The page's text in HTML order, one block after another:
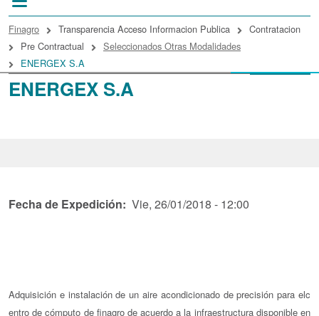
ENERGEX S.A
enlaces de ayuda a la
Finagro Transparencia Acceso Informacion Publica
Contratacion
Pre Contractual
Seleccionados Otras Modalidades
ENERGEX S.A
Fecha de Expedición Vie, 26/01/2018 - 12:00
Adquisición e instalación de un aire acondicionado de precisión para elc
entro de cómputo de finagro de acuerdo a la infraestructura disponible en